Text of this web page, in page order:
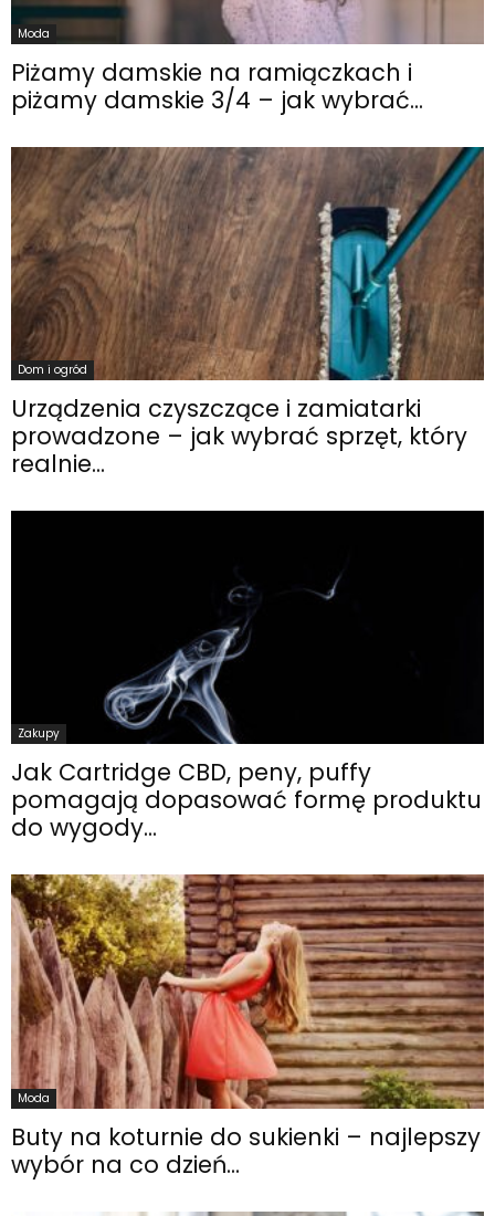
Moda
Piżamy damskie na ramiączkach i
piżamy damskie 3/4 – jak wybrać...
Dom i ogród
Urządzenia czyszczące i zamiatarki
prowadzone – jak wybrać sprzęt, który
realnie...
Zakupy
Jak Cartridge CBD, peny, puffy
pomagają dopasować formę produktu
do wygody...
Moda
Buty na koturnie do sukienki – najlepszy
wybór na co dzień...